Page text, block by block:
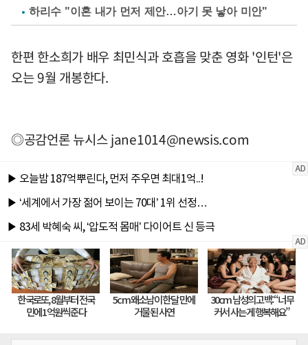
하리수 "이혼 내가 먼저 제안…아기 못 낳아 미안"
한편 한소희가 배우 최민식과 호흡을 맞춘 영화 '인턴'은
오는 9월 개봉한다.
◎공감언론 뉴시스jane1014@newsis.com